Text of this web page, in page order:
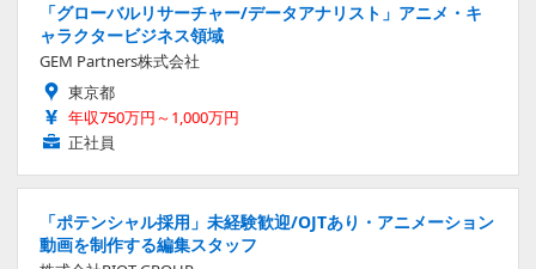
「グローバルリサーチャー/データアナリスト」アニメ・キ
ャラクタービジネス領域
GEM Partners株式会社
東京都
年収750万円～1,000万円
正社員
「ポテンシャル採用」未経験歓迎/OJTあり・アニメーション
動画を制作する編集スタッフ